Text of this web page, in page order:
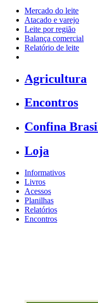
Mercado do leite
Atacado e varejo
Leite por região
Balança comercial
Relatório de leite
Agricultura
Encontros
Confina
Loja
Informativos
Livros
Acessos
Planilhas
Relatórios
Encontros